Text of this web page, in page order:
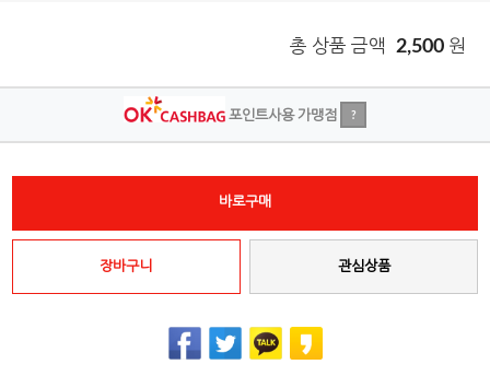
총 상품 금액 2,500 원
포인트사용 가맹점 ?
바로구매
장바구니 관심상품